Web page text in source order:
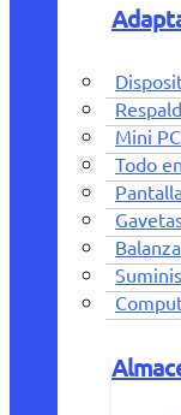
Mini
Todo